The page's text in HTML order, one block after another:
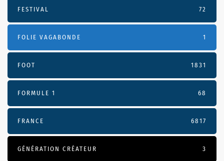
FESTIVAL 72
FOLIE VAGABONDE 1
FOOT 1831
FORMULE 1 68
FRANCE 6817
GÉNÉRATION CRÉATEUR 3